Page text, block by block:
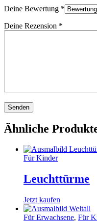
Deine Bewertung *
Deine Rezension *
Ähnliche
Für Kinder
Leuchttürme
Jetzt kaufen
Für Erwachsene, Für